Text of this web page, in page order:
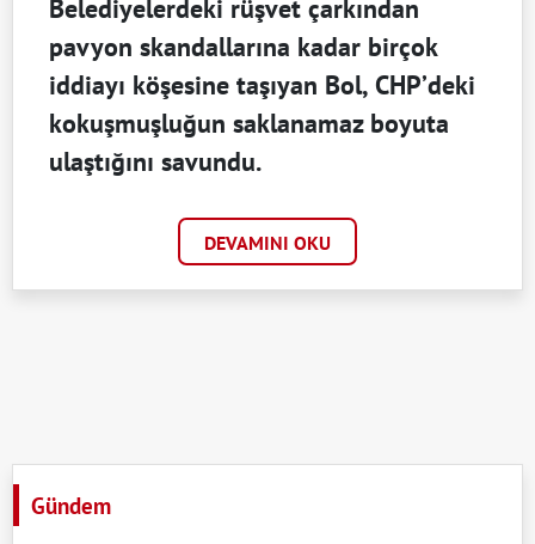
Belediyelerdeki rüşvet çarkından
pavyon skandallarına kadar birçok
iddiayı köşesine taşıyan Bol, CHP’deki
kokuşmuşluğun saklanamaz boyuta
ulaştığını savundu.
DEVAMINI OKU
Gündem